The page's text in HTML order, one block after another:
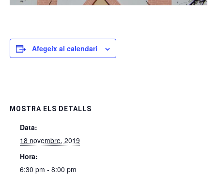
Afegeix al calendari
MOSTRA ELS DETALLS
Data:
18 novembre, 2019
Hora:
6:30 pm - 8:00 pm